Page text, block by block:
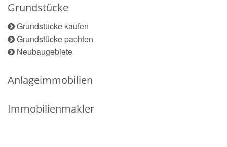
Grundstücke
Grundstücke kaufen
Grundstücke pachten
Neubaugebiete
Anlageimmobilien
Immobilienmakler